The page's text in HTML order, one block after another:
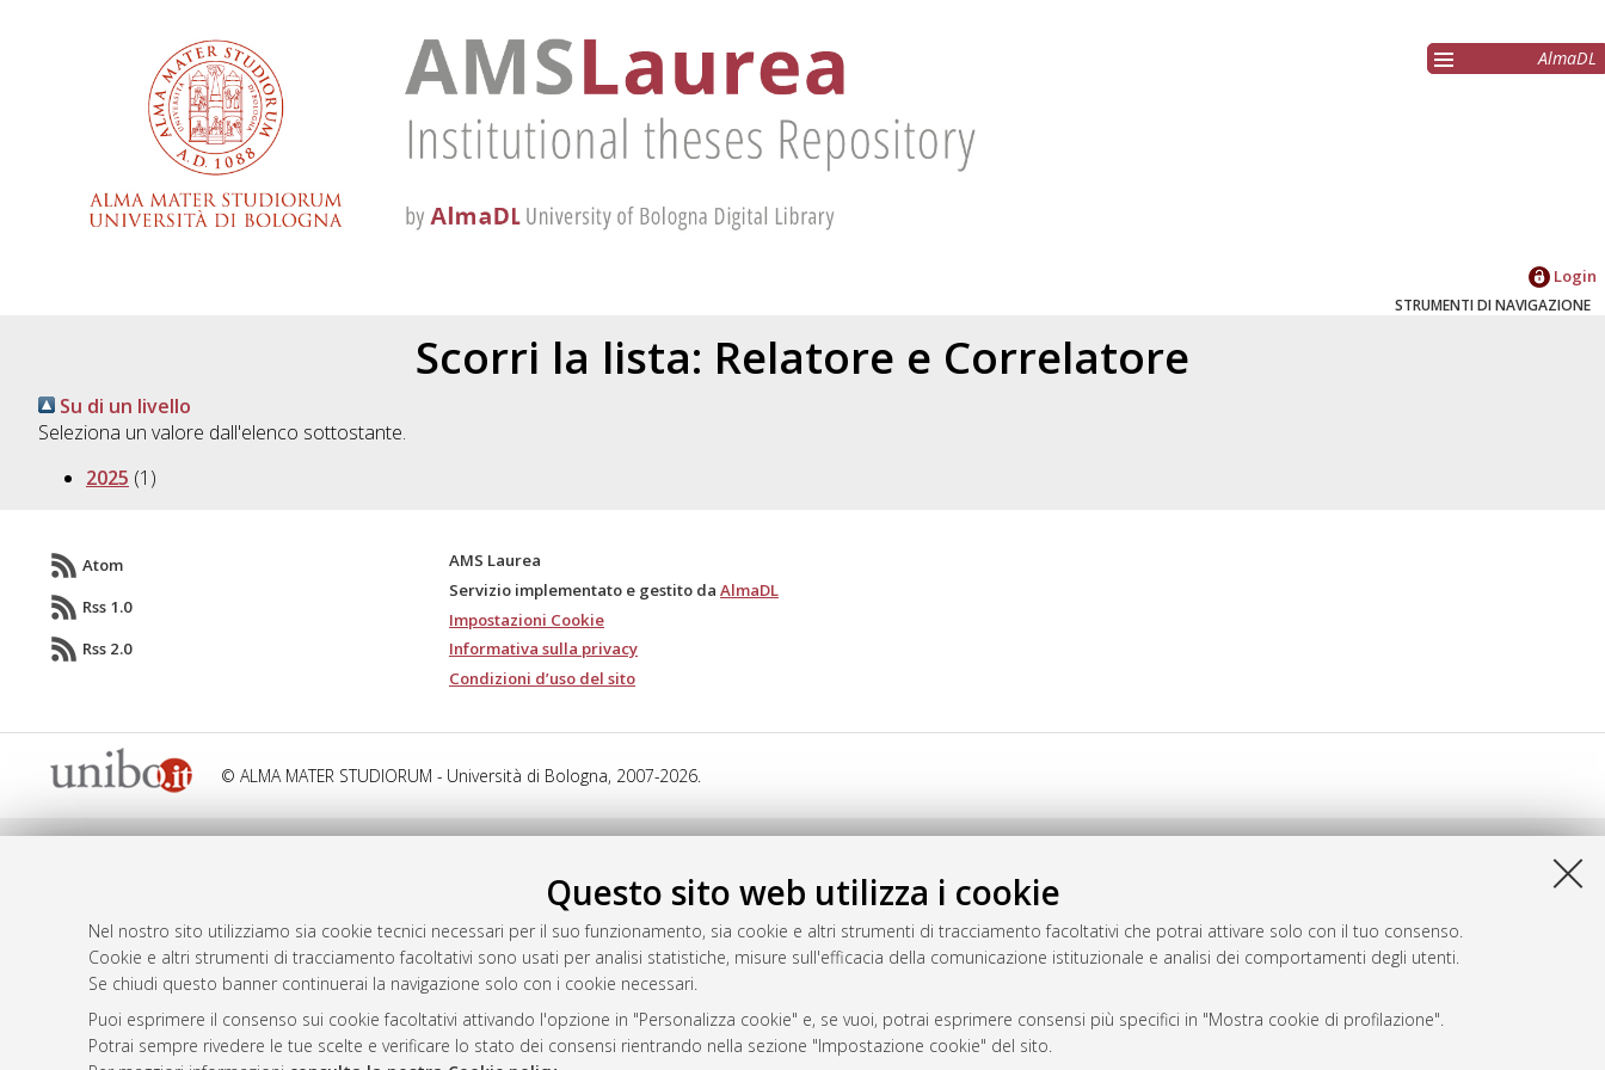
Questo sito web utilizza i cookie
Nel nostro sito utilizziamo sia cookie tecnici necessari per il suo funzionamento, sia cookie e altri strumenti di tracciamento facoltativi che potrai attivare solo con il tuo consenso.
Cookie e altri strumenti di tracciamento facoltativi sono usati per analisi statistiche, misure sull'efficacia della comunicazione istituzionale e analisi dei comportamenti degli utenti.
Se chiudi questo banner continuerai la navigazione solo con i cookie necessari.
Puoi esprimere il consenso sui cookie facoltativi attivando l'opzione in "Personalizza cookie" e, se vuoi, potrai esprimere consensi più specifici in "Mostra cookie di profilazione".
Potrai sempre rivedere le tue scelte e verificare lo stato dei consensi rientrando nella sezione "Impostazione cookie" del sito.
AlmaDL
Login
STRUMENTI DI NAVIGAZIONE
Scorri la lista: Relatore e Correlatore
Su di un livello
Seleziona un valore dall'elenco sottostante.
2025 (1)
Atom
Rss 1.0
Rss 2.0
AMS Laurea
Servizio implementato e gestito da AlmaDL
Impostazioni Cookie
Informativa sulla privacy
Condizioni d’uso del sito
© ALMA MATER STUDIORUM - Università di Bologna, 2007-2026.